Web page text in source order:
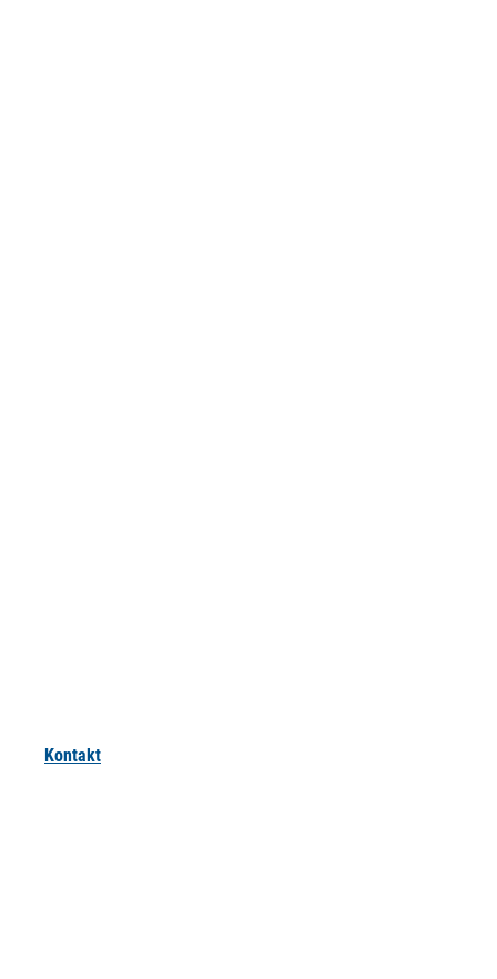
Kontakt